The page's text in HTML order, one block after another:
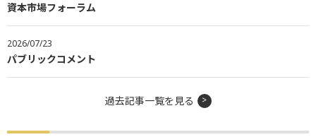
資本市場フォーラム
2026/07/23
パブリックコメント
過去記事一覧を見る